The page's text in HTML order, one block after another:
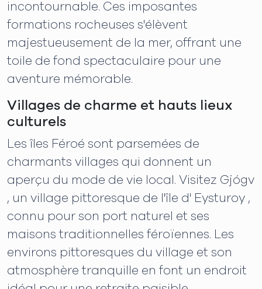
incontournable. Ces imposantes
formations rocheuses s'élèvent
majestueusement de la mer, offrant une
toile de fond spectaculaire pour une
aventure mémorable.
Villages de charme et hauts lieux
culturels
Les îles Féroé sont parsemées de
charmants villages qui donnent un
aperçu du mode de vie local. Visitez Gjógv
, un village pittoresque de l'île d' Eysturoy ,
connu pour son port naturel et ses
maisons traditionnelles féroïennes. Les
environs pittoresques du village et son
atmosphère tranquille en font un endroit